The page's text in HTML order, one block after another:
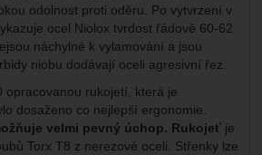
odolnost proti oděru. Po vytvrzení v
ocel Niolox tvrdost řádově 60-62
náchylné k vylamování a jsou
niobu dodávají oceli agresivní řez.
opracovanou rukojetí, která je
dosaženo co nejlepší ergonomie.
velmi pevný úchop. Rukojeťje
Torx T8 z nerezové oceli. Střenky lze